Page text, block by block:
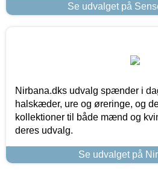
Se udvalget på
Nirbana.dks udvalg spænder i
halskæder, ure og øreringe, og
kollektioner til både mænd og
deres udvalg.
Se udvalget på